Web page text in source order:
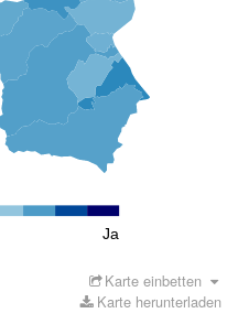
Ja
Karte einbetten
Karte herunterladen